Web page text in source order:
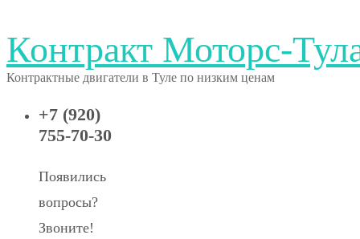
Контракт Моторс-
Контрактные двигатели в Туле по низким ценам
+7 (920)
755-70-30
Появились
вопросы?
Звоните!